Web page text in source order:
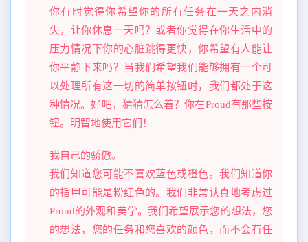
你有时觉得你希望你的所有任务在一天之内消
失，让你休息一天吗？或者你觉得在你生活中的
压力情况下你的心脏跳得更快，你希望有人能让
你平静下来吗？当我们希望我们能够拥有一个可
以处理所有这一切的简单按钮时，我们都处于这
种情况。好吧，猜猜怎么着？你在Proud有那些按
钮。明智地使用它们！
我自己的骄傲。
我们知道您可能不喜欢蓝色或橙色。我们知道你
的指甲可能是粉红色的。我们非常认真地考虑过
Proud的外观和美学。我们希望展示您的想法，您
的想法，您的任务和您喜欢的颜色，而不会有任